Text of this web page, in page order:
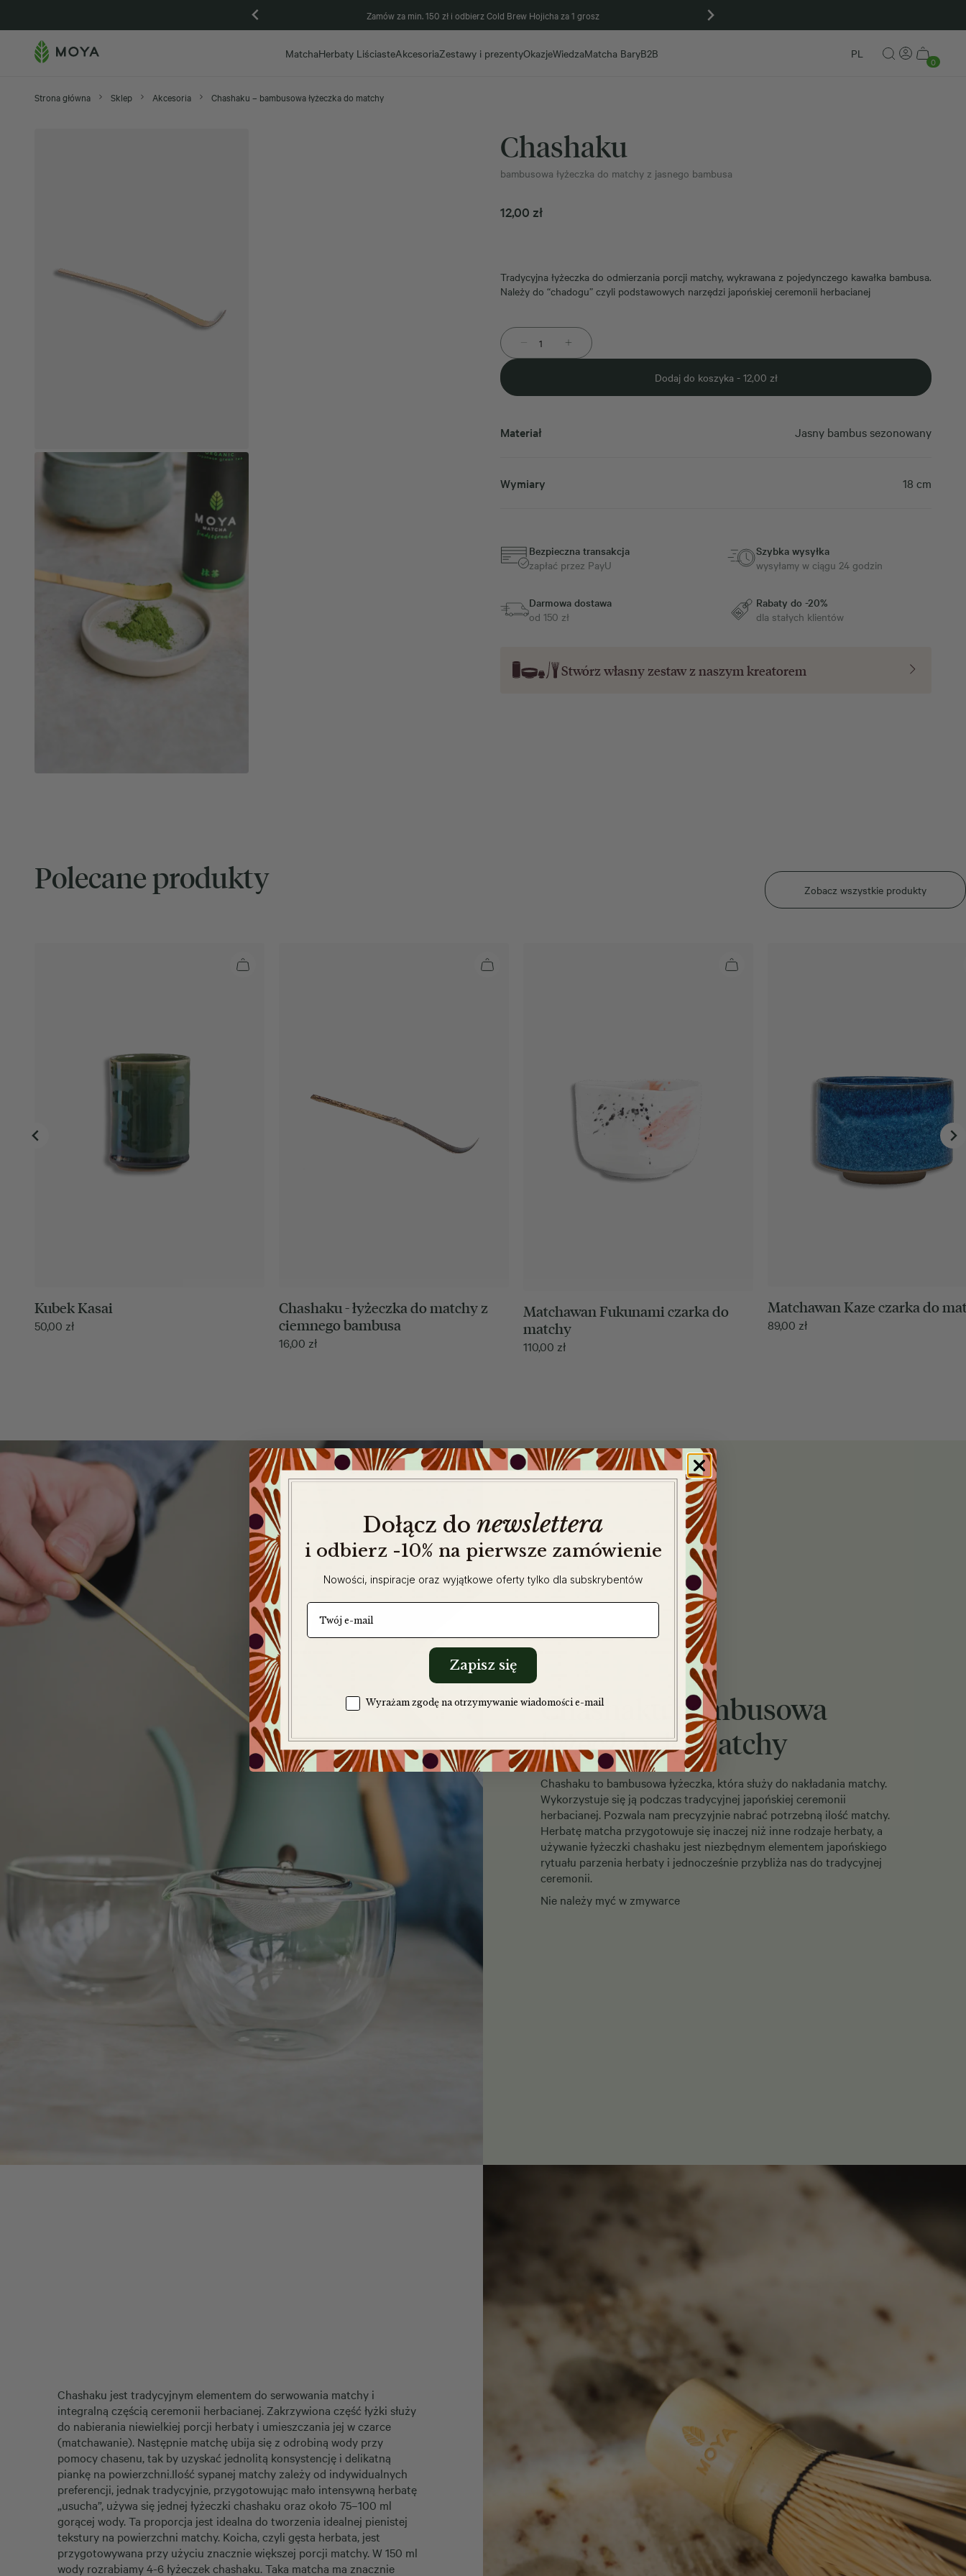
Zamów za min. 150 zł i odbierz Cold Brew Hojicha za 1 grosz
MatchaHerbaty LiściasteAkcesoriaZestawy i prezentyOkazjeWiedzaMatcha BaryB2B PL
0
Strona główna Sklep Akcesoria Chashaku – bambusowa łyżeczka do matchy
Chashaku
bambusowa łyżeczka do matchy z jasnego bambusa
12,00 zł
Tradycyjna łyżeczka do odmierzania porcji matchy, wykrawana z pojedynczego kawałka bambusa.
Należy do “chadogu” czyli podstawowych narzędzi japońskiej ceremonii herbacianej
Dodaj do koszyka - 12,00 zł
Materiał Jasny bambus sezonowany
Wymiary 18 cm
Bezpieczna transakcja
zapłać przez PayU
Szybka wysyłka
wysyłamy w ciągu 24 godzin
Darmowa dostawa
od 150 zł
Rabaty do -20%
dla stałych klientów
Stwórz własny zestaw z naszym kreatorem
Polecane produkty Zobacz wszystkie produkty
Kubek Kasai
50,00 zł
Chashaku - łyżeczka do matchy z
ciemnego bambusa
16,00 zł
Matchawan Fukunami czarka do
matchy
110,00 zł
Matchawan Kaze czarka do
89,00 zł
Chashaku bambusowa
łyżeczka do matchy
Chashaku to bambusowa łyżeczka, która służy do nakładania matchy.
Wykorzystuje się ją podczas tradycyjnej japońskiej ceremonii
herbacianej. Pozwala nam precyzyjnie nabrać potrzebną ilość matchy.
Herbatę matcha przygotowuje się inaczej niż inne rodzaje herbaty, a
używanie łyżeczki chashaku jest niezbędnym elementem japońskiego
rytuału parzenia herbaty i jednocześnie przybliża nas do tradycyjnej
ceremonii.
Nie należy myć w zmywarce
Chashaku jest tradycyjnym elementem do serwowania matchy i
integralną częścią ceremonii herbacianej. Zakrzywiona część łyżki służy
do nabierania niewielkiej porcji herbaty i umieszczania jej w czarce
(matchawanie). Następnie matchę ubija się z odrobiną wody przy
pomocy chasenu, tak by uzyskać jednolitą konsystencję i delikatną
piankę na powierzchni.Ilość sypanej matchy zależy od indywidualnych
preferencji, jednak tradycyjnie, przygotowując mało intensywną herbatę
„usucha”, używa się jednej łyżeczki chashaku oraz około 75–100 ml
gorącej wody.Ta proporcja jest idealna do tworzenia idealnej pienistej
tekstury na powierzchni matchy. Koicha, czyli gęsta herbata, jest
przygotowywana przy użyciu znacznie większej porcji matchy. W 150 ml
wody rozrabiamy 4-6 łyżeczek chashaku.Taka matcha ma znacznie
Dołącz do newslettera
i odbierz -10% na pierwsze zamówienie
Nowości, inspiracje oraz wyjątkowe oferty tylko dla subskrybentów
e-mail
Zapisz się
Zgoda na komunikację
Wyrażam zgodę na otrzymywanie wiadomości e-mail